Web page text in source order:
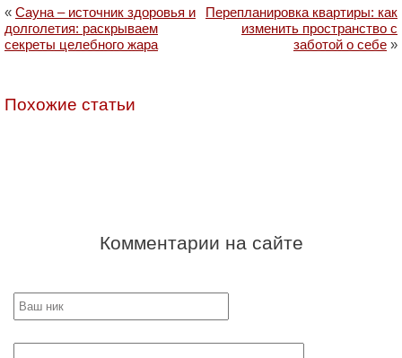
« Сауна – источник здоровья и
долголетия: раскрываем
секреты целебного жара
Перепланировка квартиры: как
изменить пространство с
заботой о себе »
Похожие статьи
Комментарии на сайте